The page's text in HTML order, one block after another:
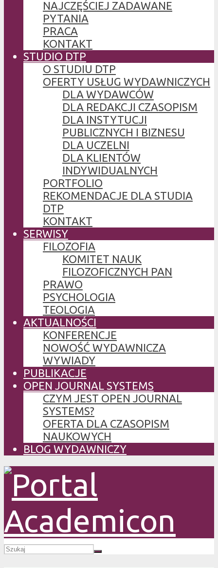
NAJCZĘŚCIEJ ZADAWANE
PYTANIA
PRACA
KONTAKT
STUDIO DTP
O STUDIU DTP
OFERTY USŁUG WYDAWNICZYCH
DLA WYDAWCÓW
DLA REDAKCJI CZASOPISM
DLA INSTYTUCJI
PUBLICZNYCH I BIZNESU
DLA UCZELNI
DLA KLIENTÓW
INDYWIDUALNYCH
PORTFOLIO
REKOMENDACJE DLA STUDIA
DTP
KONTAKT
SERWISY
FILOZOFIA
KOMITET NAUK
FILOZOFICZNYCH PAN
PRAWO
PSYCHOLOGIA
TEOLOGIA
AKTUALNOŚCI
KONFERENCJE
NOWOŚĆ WYDAWNICZA
WYWIADY
PUBLIKACJE
OPEN JOURNAL SYSTEMS
CZYM JEST OPEN JOURNAL
SYSTEMS?
OFERTA DLA CZASOPISM
NAUKOWYCH
BLOG WYDAWNICZY